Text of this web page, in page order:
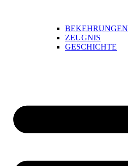
BEKEHRUNGEN
ZEUGNIS
GESCHICHTE